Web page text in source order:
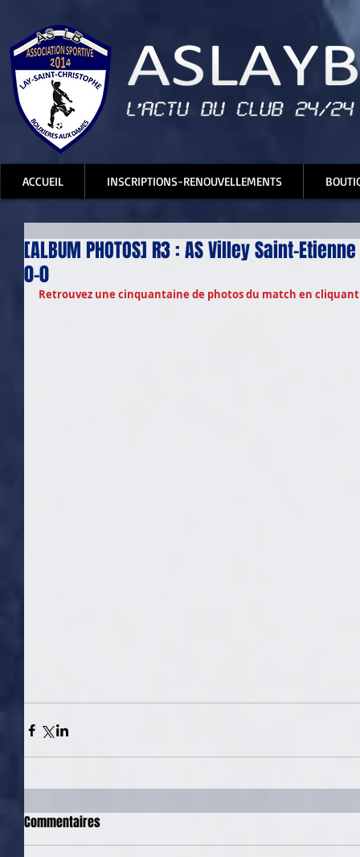
ACCUEIL INSCRIPTIONS-RENOUVELLEMENTS
[ALBUM PHOTOS] R3 : AS Villey Saint-
0-0
Retrouvez une cinquantaine de photos du match en
Commentaires